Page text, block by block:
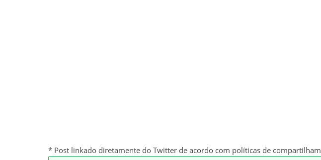
* Post linkado diretamente do Twitter de acordo com políticas de